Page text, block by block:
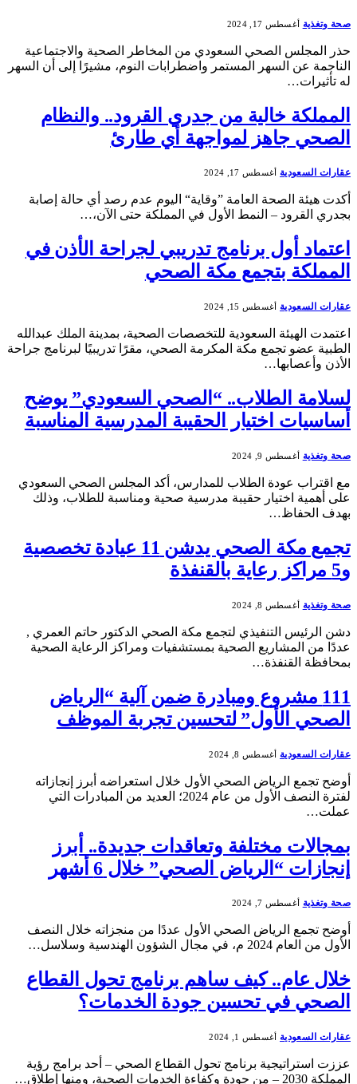
صحة وتغذية أغسطس 17, 2024
حذر المجلس الصحي السعودي من المخاطر الصحية والاجتماعية
الناجمة عن السهر المستمر واضطرابات النوم، مشيرًا إلى أن السهر
له تأثيرات…
المملكة خالية من جدري القرود.. والنظام
الصحي جاهز لمواجهة أي طارئ
عقارات السعودية أغسطس 17, 2024
أكدت هيئة الصحة العامة ”وقاية“ اليوم عدم رصد أي حالة إصابة
بجدري القرود – النمط الأول في المملكة حتى الآن،…
اعتماد أول برنامج تدريبي لجراحة الأذن في
المملكة بتجمع مكة الصحي
عقارات السعودية أغسطس 15, 2024
اعتمدت الهيئة السعودية للتخصصات الصحية، بمدينة الملك عبدالله
الطبية عضو تجمع مكة المكرمة الصحي، مقرًا تدريبيًا لبرنامج جراحة
الأذن وأعصابها…
لسلامة الطلاب.. “الصحي السعودي” يوضح
أساسيات اختيار الحقيبة المدرسية المناسبة
صحة وتغذية أغسطس 9, 2024
مع اقتراب عودة الطلاب للمدارس، أكد المجلس الصحي السعودي
على أهمية اختيار حقيبة مدرسية صحية ومناسبة للطلاب، وذلك
بهدف الحفاظ…
تجمع مكة الصحي يدشن 11 عيادة تخصصية
و5 مراكز رعاية بالقنفذة
صحة وتغذية أغسطس 8, 2024
دشن الرئيس التنفيذي لتجمع مكة الصحي الدكتور حاتم العمري ,
عددًا من المشاريع الصحية بمستشفيات ومراكز الرعاية الصحية
بمحافظة القنفذة…
111 مشروع ومبادرة ضمن آلية “الرياض
الصحي الأول” لتحسين تجربة الموظف
عقارات السعودية أغسطس 8, 2024
أوضح تجمع الرياض الصحي الأول خلال استعراضه أبرز إنجازاته
لفترة النصف الأول من عام 2024؛ العديد من المبادرات التي
عملت…
بمجالات مختلفة وتعاقدات جديدة.. أبرز
إنجازات “الرياض الصحي” خلال 6 أشهر
صحة وتغذية أغسطس 7, 2024
أوضح تجمع الرياض الصحي الأول عددًا من منجزاته خلال النصف
الأول من العام 2024 م، في مجال الشؤون الهندسية وسلاسل…
خلال عام.. كيف ساهم برنامج تحول القطاع
الصحي في تحسين جودة الخدمات؟
عقارات السعودية أغسطس 1, 2024
عززت استراتيجية برنامج تحول القطاع الصحي – أحد برامج رؤية
المملكة 2030 – من جودة وكفاءة الخدمات الصحية، ومنها إطلاق…